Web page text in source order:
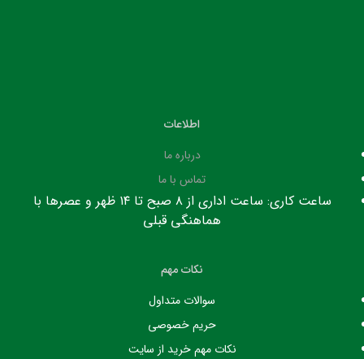
اطلاعات
درباره ما
تماس با ما
ساعت کاری: ساعت اداری از ۸ صبح تا ۱۴ ظهر و عصرها با
هماهنگی قبلی
نکات مهم
سوالات متداول
حریم خصوصی
نکات مهم خرید از سایت